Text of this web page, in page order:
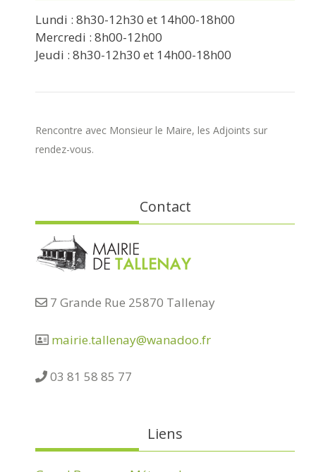
Lundi : 8h30-12h30 et 14h00-18h00
Mercredi : 8h00-12h00
Jeudi : 8h30-12h30 et 14h00-18h00
Rencontre avec Monsieur le Maire, les Adjoints sur
rendez-vous.
Contact
7 Grande Rue 25870 Tallenay
mairie.tallenay@wanadoo.fr
03 81 58 85 77
Liens